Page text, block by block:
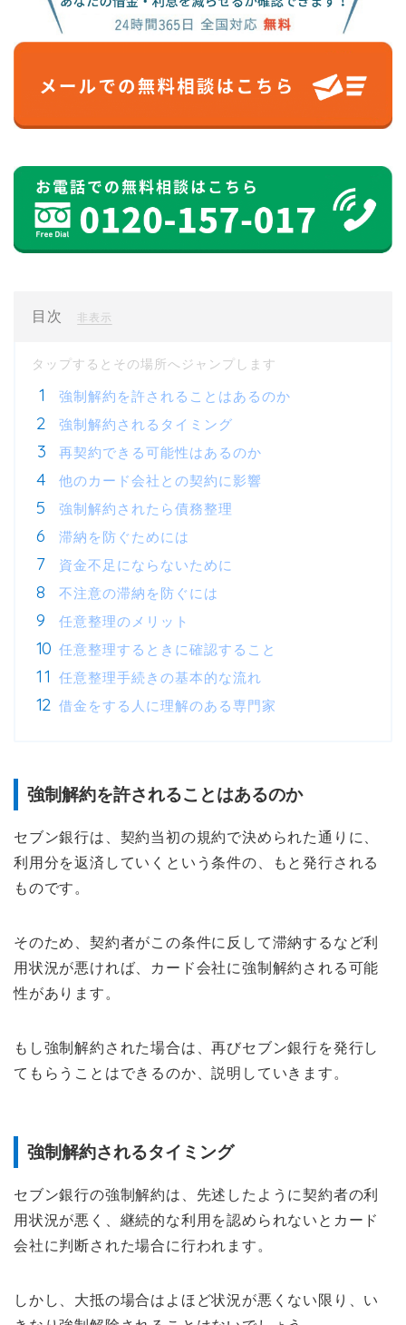
目次 非表示
強制解約を許されることはあるのか
強制解約されるタイミング
再契約できる可能性はあるのか
他のカード会社との契約に影響
強制解約されたら債務整理
滞納を防ぐためには
資金不足にならないために
不注意の滞納を防ぐには
任意整理のメリット
任意整理するときに確認すること
任意整理手続きの基本的な流れ
借金をする人に理解のある専門家
強制解約を許されることはあるのか
セブン銀行は、契約当初の規約で決められた通りに、
利用分を返済していくという条件の、もと発行される
ものです。
そのため、契約者がこの条件に反して滞納するなど利
用状況が悪ければ、カード会社に強制解約される可能
性があります。
もし強制解約された場合は、再びセブン銀行を発行し
てもらうことはできるのか、説明していきます。
強制解約されるタイミング
セブン銀行の強制解約は、先述したように契約者の利
用状況が悪く、継続的な利用を認められないとカード
会社に判断された場合に行われます。
しかし、大抵の場合はよほど状況が悪くない限り、い